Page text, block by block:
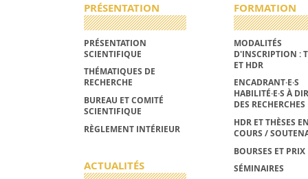
PRÉSENTATION
PRÉSENTATION
SCIENTIFIQUE
THÉMATIQUES DE
RECHERCHE
BUREAU ET COMITÉ
SCIENTIFIQUE
RÈGLEMENT INTÉRIEUR
ACTUALITÉS
FORMATION
MODALITÉS
D'INSCRIPTION :
ET HDR
ENCADRANT·E·S
HABILITÉ·E·S À
DES RECHERCHES
HDR ET THÈSES
COURS /
BOURSES ET PRIX
SÉMINAIRES